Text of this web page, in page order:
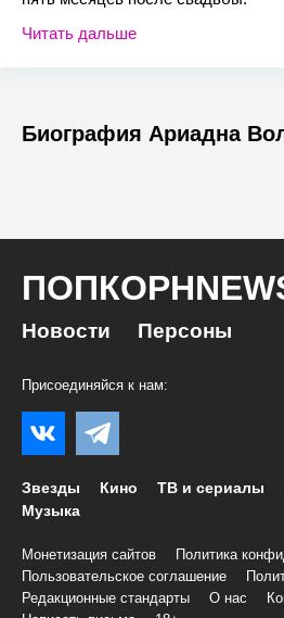
Читать дальше
Биография Ариадна
Новости Персоны
Присоединяйся к нам:
Звезды Кино ТВ и сериалы
Музыка
Монетизация сайтов
Политика
Пользовательское соглашение
Редакционные стандарты
О нас